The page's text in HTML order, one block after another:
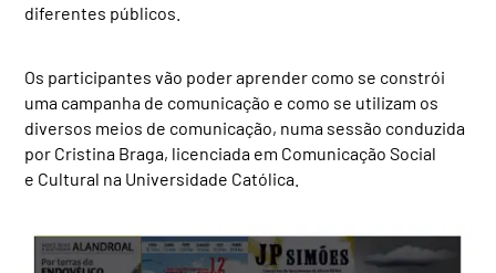
diferentes públicos.
Os participantes vão poder aprender como se constrói
uma campanha de comunicação e como se utilizam os
diversos meios de comunicação, numa sessão conduzida
por Cristina Braga, licenciada em Comunicação Social
e Cultural na Universidade Católica.